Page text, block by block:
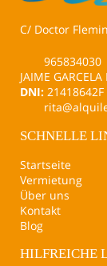
C/ Doctor
965834030
JAIME
DNI: 21418642F
SCHNELLE
Startseite
Vermietung
Über uns
Kontakt
Blog
HILFREICHE